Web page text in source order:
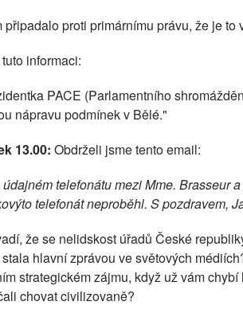
proti primárnímu právu, že je to
informaci:
PACE (Parlamentního
nápravu podmínek v Bělé."
13.00: Obdrželi jsme tento email:
telefonátu mezi Mme. Brasseur
telefonát neproběhl. S pozdravem,
že se nelidskost úřadů České
hlavní zprávou ve světových
strategickém zájmu, když už vám
chovat civilizovaně?